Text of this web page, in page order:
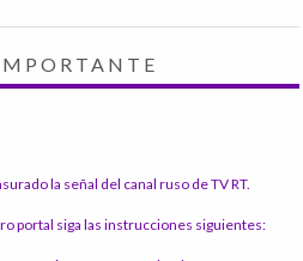
la señal del canal ruso de TV RT.
portal siga las instrucciones siguientes: